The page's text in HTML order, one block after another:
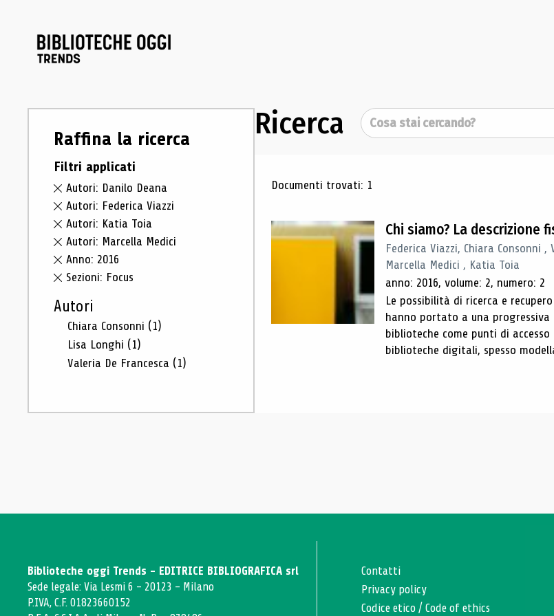
Raffina la ricerca
Filtri applicati
Autori: Danilo Deana
Autori: Federica Viazzi
Autori: Katia Toia
Autori: Marcella Medici
Anno: 2016
Sezioni: Focus
Autori
Chiara Consonni (1)
Lisa Longhi (1)
Valeria De Francesca (1)
Ricerca Cerca
Risultati di ricerca
Documenti trovati: 1
Chi siamo? La descrizione
Federica Viazzi, Chiara Consonni
Marcella Medici , Katia Toia
anno: 2016, volume: 2, numero: 2
Le possibilità di ricerca e
hanno portato a una
biblioteche come punti di
biblioteche digitali, spesso
Biblioteche oggi Trends - EDITRICE BIBLIOGRAFICA srl
Sede legale: Via Lesmi 6 - 20123 - Milano
P.IVA, C.F. 01823660152
Contatti
Privacy policy
Codice etico /Code of ethics